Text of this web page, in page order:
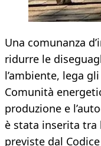
Una comunanza
ridurre le
l’ambiente, lega
Comunità
produzione e
è stata inserita
previste dal